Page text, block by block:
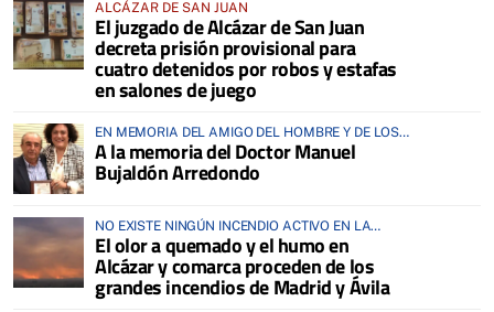
ALCÁZAR DE SAN JUAN
El juzgado de Alcázar de San Juan
decreta prisión provisional para
cuatro detenidos por robos y estafas
en salones de juego
EN MEMORIA DEL AMIGO DEL HOMBRE Y DE LOS
ANIMALES
A la memoria del Doctor Manuel
Bujaldón Arredondo
NO EXISTE NINGÚN INCENDIO ACTIVO EN LA
COMARCA
El olor a quemado y el humo en
Alcázar y comarca proceden de los
grandes incendios de Madrid y Ávila